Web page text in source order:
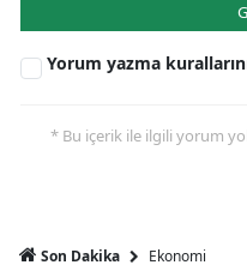
Yorum yazma
* Bu içerik ile ilgili yorum
Son Dakika Ekonomi